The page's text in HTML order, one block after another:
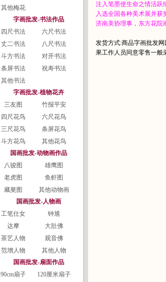
其他梅花
字画批发-书法作品
四尺书法
六尺书法
丈二书法
八尺书法
斗方书法
对开书法
条屏书法
祝寿书法
其他书法
字画批发-植物花卉
三友图
竹报平安
四尺花鸟
六尺花鸟
三尺花鸟
条屏花鸟
斗方花鸟
其他花鸟
国画批发-动物画作品
八骏图
雄鹰图
老虎图
鱼虾图
藏獒图
其他动物画
国画批发-人物画
工笔仕女
钟馗
达摩
大肚佛
茶艺人物
观音佛
范增人物
其他人物
国画批发-扇面作品
90cm扇子
120厘米扇子
注入笔墨使生命之情活跃
入选全国各种美术展并获
济南美协理事，东方花院
发货方式:商品字画批发
果工作人员同意零售一般